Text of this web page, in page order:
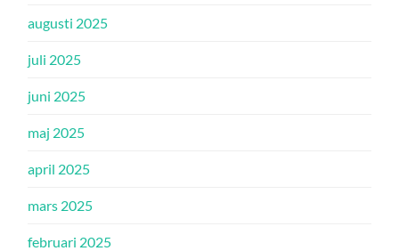
augusti 2025
juli 2025
juni 2025
maj 2025
april 2025
mars 2025
februari 2025